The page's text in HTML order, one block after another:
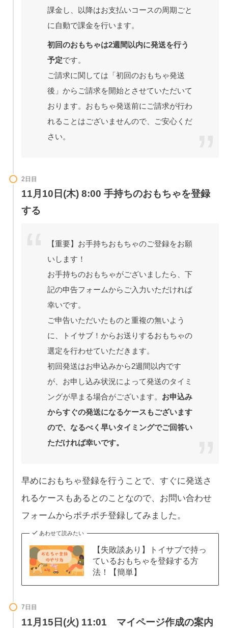
課金し、以降はお支払いコースの周期ごと
に自動で課金を行います。
初回のおもちゃは2週間以内に発送を行う
予定です。
ご請求に関しては「初回のおもちゃ発送
後」からご請求を開始とさせていただいて
おります。おもちゃ発送前にご請求が行わ
れることはございませんので、ご安心くだ
さい。
2日目
11月10日(木) 8:00 手持ちのおもちゃを登録
する
【重要】お手持ちおもちゃのご登録をお願
いします！
お手持ちのおもちゃがございましたら、下
記の申告フォームからご入力いただければ
幸いです。
ご申告いただいたものと重複の無いよう
に、トイサブ！からお送りするおもちゃの
選定を行わせていただきます。
初回発送はお申込みから2週間以内です
が、お申し込み状況によって発送のタイミ
ングが早まる場合がございます。 お申込み
からすぐの発送になるケースもございます
ので、なるべく早いタイミングでご回答い
ただければ幸いです。
早めにおもちゃ登録を行うことで、すぐに発送さ
れるケースもあるとのことなので、お問い合わせ
フォームからポチポチ登録してみました。
あわせて読みたい
【失敗談あり】トイサブで持っ
ているおもちゃを登録する方
法！【簡単】
7日目
11月15日(火) 11:01 マイページ作成の案内